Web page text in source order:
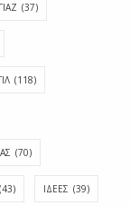
(37)
(118)
(70)
(43) ΙΔΈΕΣ (39)